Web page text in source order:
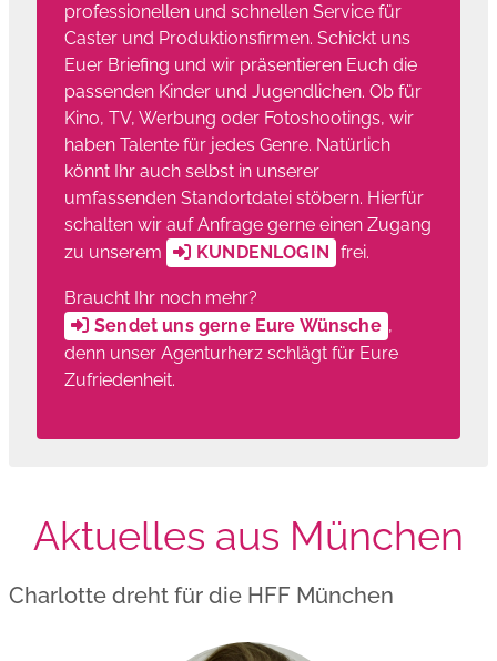
professionellen und schnellen Service für
Caster und Produktionsfirmen. Schickt uns
Euer Briefing und wir präsentieren Euch die
passenden Kinder und Jugendlichen. Ob für
Kino, TV, Werbung oder Fotoshootings, wir
haben Talente für jedes Genre. Natürlich
könnt Ihr auch selbst in unserer
umfassenden Standortdatei stöbern. Hierfür
schalten wir auf Anfrage gerne einen Zugang
zu unserem
KUNDENLOGIN frei.
Braucht Ihr noch mehr?
Sendet uns gerne Eure Wünsche ,
denn unser Agenturherz schlägt für Eure
Zufriedenheit.
Aktuelles aus München
Charlotte dreht für die HFF München